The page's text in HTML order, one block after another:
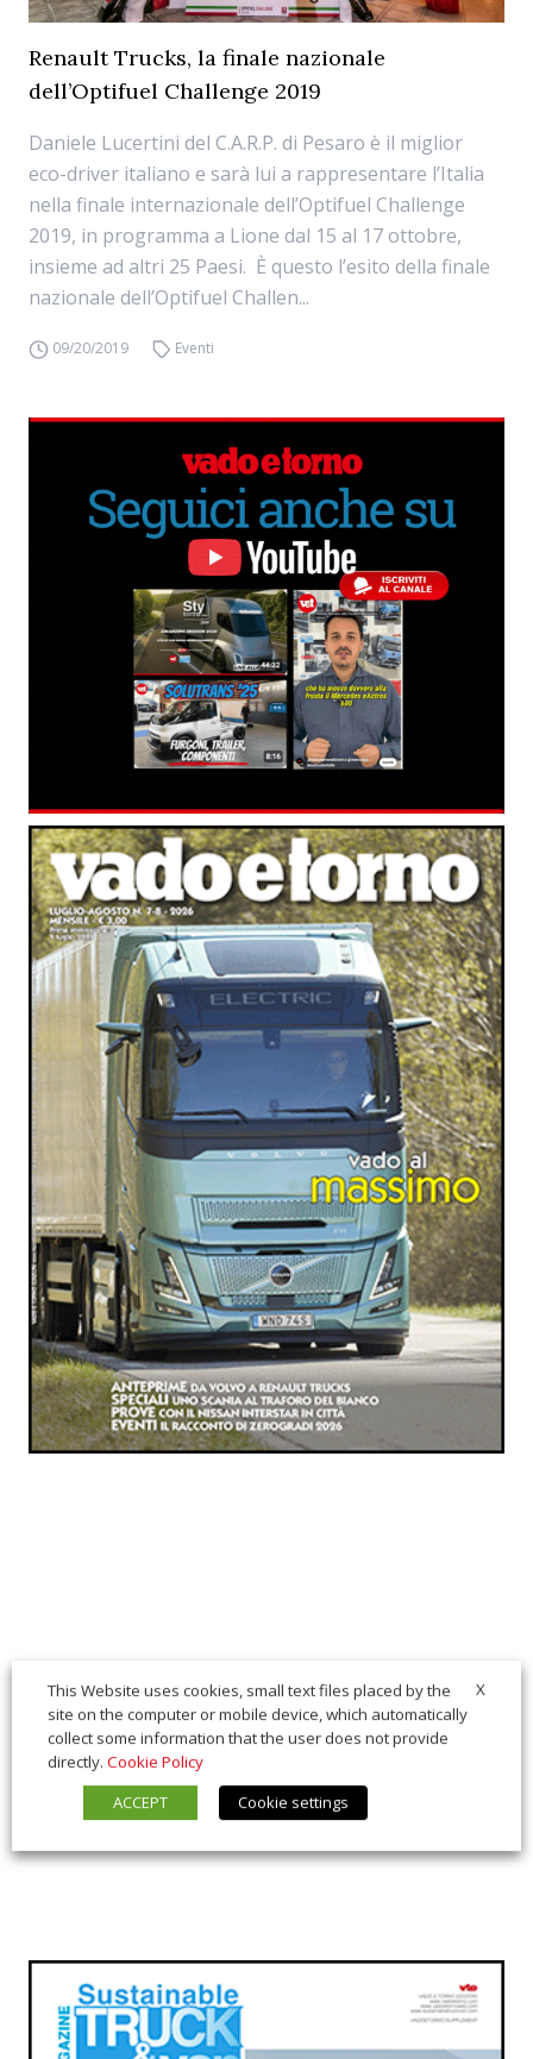
Renault Trucks, la finale nazionale
dell’Optifuel Challenge 2019
Daniele Lucertini del C.A.R.P. di Pesaro è il miglior
eco-driver italiano e sarà lui a rappresentare l’Italia
nella finale internazionale dell’Optifuel Challenge
2019, in programma a Lione dal 15 al 17 ottobre,
insieme ad altri 25 Paesi. È questo l’esito della finale
nazionale dell’Optifuel Challen...
09/20/2019 Eventi
X
This Website uses cookies, small text files placed by the
site on the computer or mobile device, which automatically
collect some information that the user does not provide
directly. Cookie Policy
ACCEPT
Cookie settings